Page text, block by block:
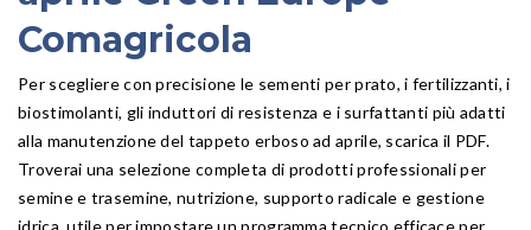
Comagricola
Per scegliere con precisione le sementi per prato, i fertilizzanti, i
biostimolanti, gli induttori di resistenza e i surfattanti più adatti
alla manutenzione del tappeto erboso ad aprile, scarica il PDF.
Troverai una selezione completa di prodotti professionali per
semine e trasemine, nutrizione, supporto radicale e gestione
idrica, utile per impostare un programma tecnico efficace per